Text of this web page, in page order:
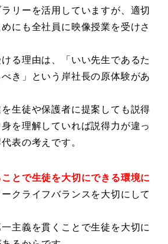
リーを活用していますが、適切
にも全社員に映像授業を受けさ
る理由は、「いい先生であるた
き」という岸社長の原体験があ
生徒や保護者に提案しても説得
を理解していれば説得力が違っ
表の考えです。
とで生徒を大切にできる環境に
クライフバランスを大切にして
主義を貫くことで生徒を大切に